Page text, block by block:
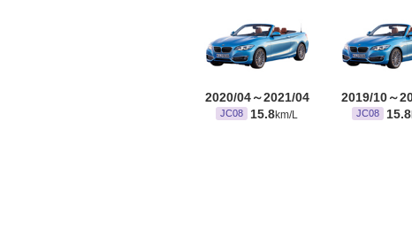
2020/04～2021/04
JC08 15.8km/L
2019/10～
JC08 15.8